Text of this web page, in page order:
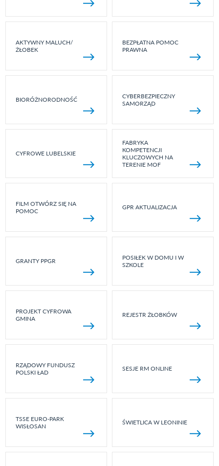
AKTYWNY MALUCH/
ŻŁOBEK
BEZPŁATNA POMOC
PRAWNA
BIORÓŻNORODNOŚĆ
CYBERBEZPIECZNY
SAMORZĄD
CYFROWE LUBELSKIE
FABRYKA
KOMPETENCJI
KLUCZOWYCH NA
TERENIE MOF
FILM OTWÓRZ SIĘ NA
POMOC
GPR AKTUALIZACJA
GRANTY PPGR
POSIŁEK W DOMU I W
SZKOLE
PROJEKT CYFROWA
GMINA
REJESTR ŻŁOBKÓW
RZĄDOWY FUNDUSZ
POLSKI ŁAD
SESJE RM ONLINE
TSSE EURO-PARK
WISŁOSAN
ŚWIETLICA W LEONINIE